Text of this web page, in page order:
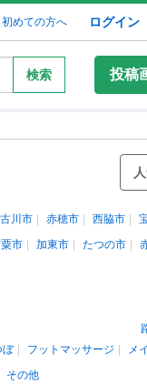
初めての方へ ログイン
検索 投稿
川市 赤穂市 西脇市
市 加東市 たつの市
ぼ フットマッサージ
メ
その他